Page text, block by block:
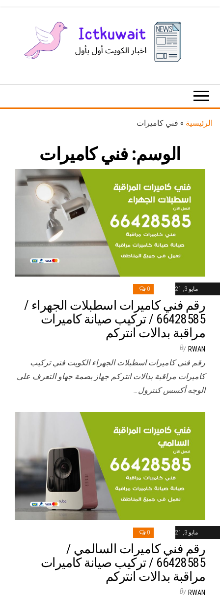
الكويت
الرئيسية » فني كاميرات
الوسم: فني كاميرات
مايو 3, 2021 0
رقم فني كاميرات اسطبلات الجهراء /
66428585 / تركيب صيانة كاميرات
مراقبة بدالات انتركم
By RWAN
رقم فني كاميرات اسطبلات الجهراء الكويت فني تركيب
كاميرات مراقبة بدالات انتركم جهاز بصمة جهاو التعرف على
الوجه أكسس كنترول…
مايو 3, 2021 0
رقم فني كاميرات السالمي /
66428585 / تركيب صيانة كاميرات
مراقبة بدالات انتركم
By RWAN